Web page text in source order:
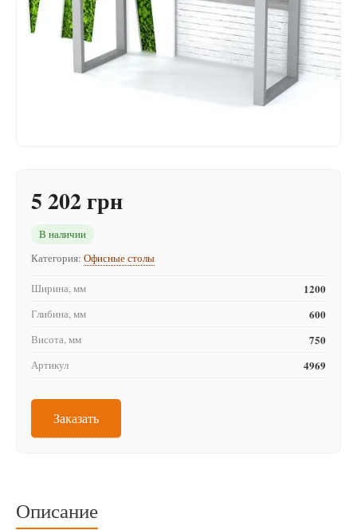
5 202 грн
В наличии
Категория: Офисные столы
Ширина, мм 1200
Глибина, мм 600
Висота, мм 750
Артикул 4969
Заказать
Описание